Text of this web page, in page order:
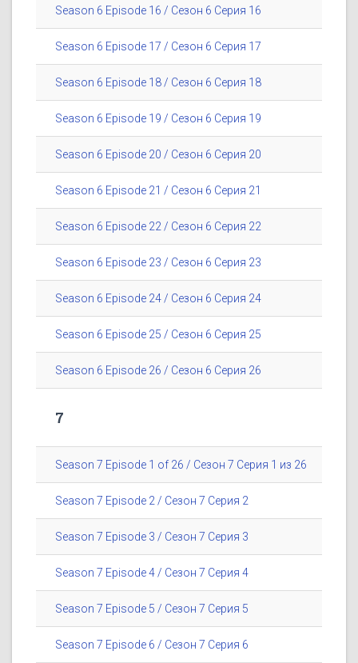
Season 6 Episode 16 / Сезон 6 Серия 16
Season 6 Episode 17 / Сезон 6 Серия 17
Season 6 Episode 18 / Сезон 6 Серия 18
Season 6 Episode 19 / Сезон 6 Серия 19
Season 6 Episode 20 / Сезон 6 Серия 20
Season 6 Episode 21 / Сезон 6 Серия 21
Season 6 Episode 22 / Сезон 6 Серия 22
Season 6 Episode 23 / Сезон 6 Серия 23
Season 6 Episode 24 / Сезон 6 Серия 24
Season 6 Episode 25 / Сезон 6 Серия 25
Season 6 Episode 26 / Сезон 6 Серия 26
7
Season 7 Episode 1 of 26 / Сезон 7 Серия 1 из 26
Season 7 Episode 2 / Сезон 7 Серия 2
Season 7 Episode 3 / Сезон 7 Серия 3
Season 7 Episode 4 / Сезон 7 Серия 4
Season 7 Episode 5 / Сезон 7 Серия 5
Season 7 Episode 6 / Сезон 7 Серия 6